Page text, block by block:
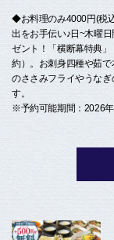
◆お料理のみ4000円(税
出をお手伝い♪日~木曜
ゼント！「横断幕特典
約）。お刺身四種や茹
のささみフライやうな
す。
※予約可能期間：2026